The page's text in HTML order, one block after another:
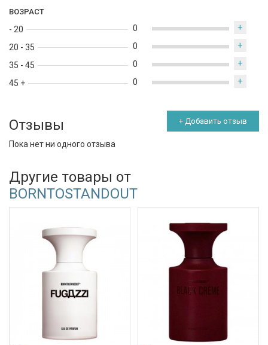
ВОЗРАСТ
- 20
20 - 35
35 - 45
45 +
0 +
0 +
0 +
0 +
Отзывы + Добавить отзыв
Пока нет ни одного отзыва
Другие товары от
BORNTOSTANDOUT